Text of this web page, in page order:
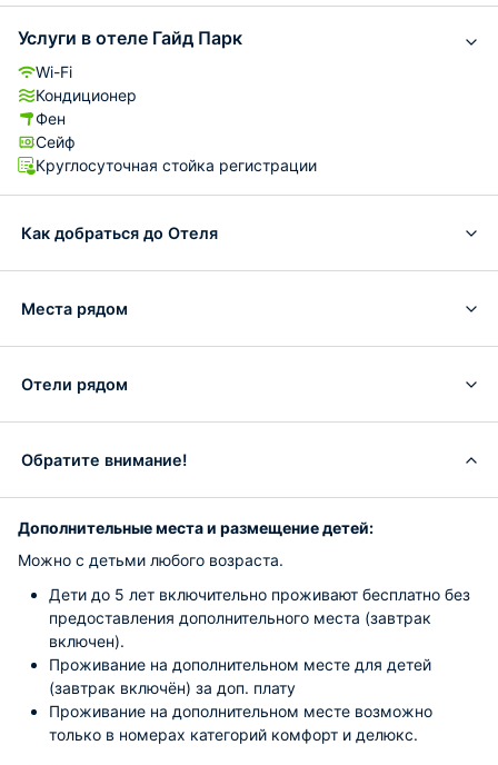
Услуги в отеле Гайд Парк
Wi-Fi
Кондиционер
Фен
Сейф
Круглосуточная стойка регистрации
Как добраться до Отеля
Места рядом
Отели рядом
Обратите внимание!
Дополнительные места и размещение детей:
Можно с детьми любого возраста.
Дети до 5 лет включительно проживают бесплатно без
предоставления дополнительного места (завтрак
включен).
Проживание на дополнительном месте для детей
(завтрак включён) за доп. плату
Проживание на дополнительном месте возможно
только в номерах категорий комфорт и делюкс.